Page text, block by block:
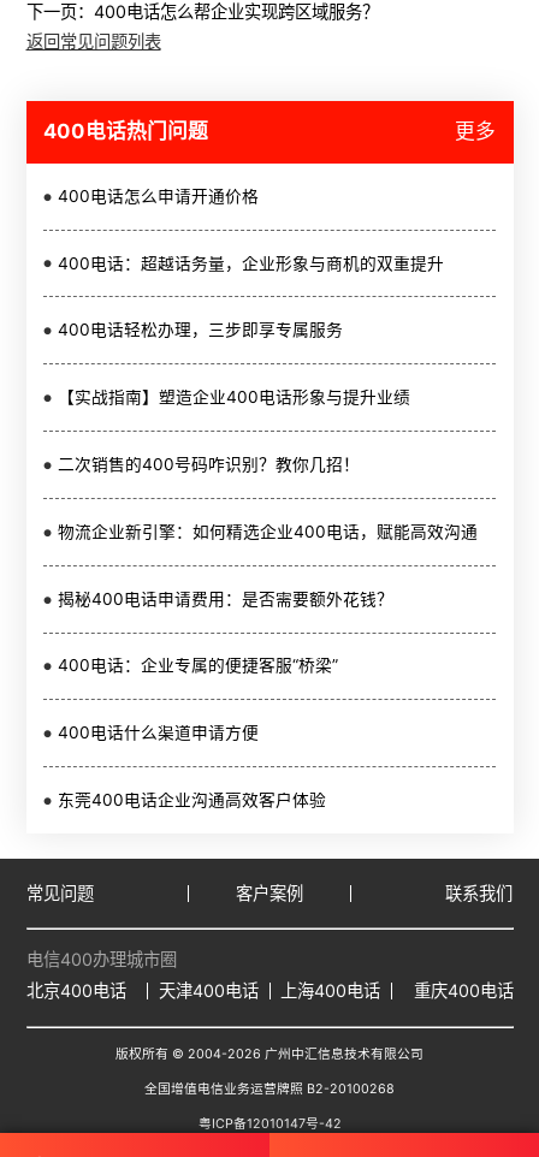
下一页： 400电话怎么帮企业实现跨区域服务？
返回常见问题列表
400电话热门问题 更多
400电话怎么申请开通价格
400电话：超越话务量，企业形象与商机的双重提升
400电话轻松办理，三步即享专属服务
【实战指南】塑造企业400电话形象与提升业绩
二次销售的400号码咋识别？教你几招！
物流企业新引擎：如何精选企业400电话，赋能高效沟通
揭秘400电话申请费用：是否需要额外花钱？
400电话：企业专属的便捷客服“桥梁”
400电话什么渠道申请方便
东莞400电话企业沟通高效客户体验
常见问题 客户案例 联系我们
电信400办理城市圈
北京400电话
天津400电话 上海400电话 重庆400电话
版权所有 © 2004-2026 广州中汇信息技术有限公司
全国增值电信业务运营牌照 B2-20100268
粤ICP备12010147号-42